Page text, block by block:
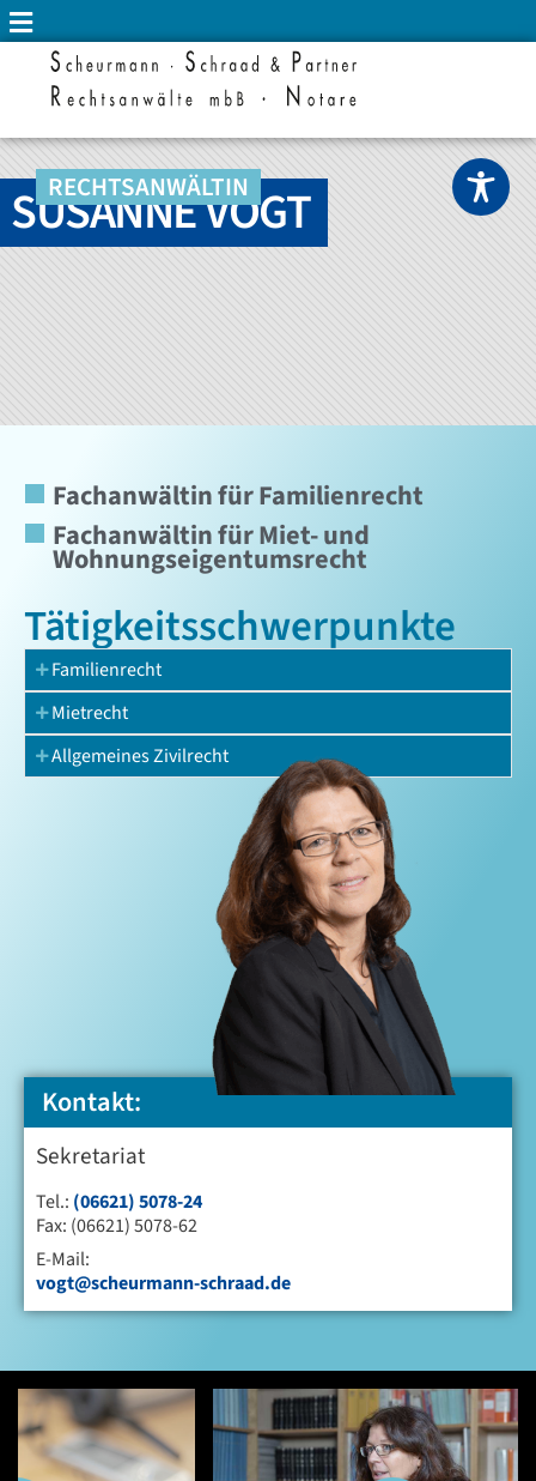
RECHTSANWÄLTIN
SUSANNE VOGT
Fachanwältin für Familienrecht
Fachanwältin für Miet- und
Wohnungseigentumsrecht
Tätigkeits­schwerpunkte
Familienrecht
Mietrecht
Allgemeines Zivilrecht
Kontakt:
Sekretariat
Tel.: (06621) 5078-24
Fax: (06621) 5078-62
E-Mail:
vogt@scheurmann-schraad.de